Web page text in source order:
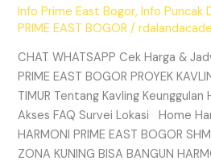
Info Prime East Bogor,Info Puncak
PRIME EAST BOGOR /
CHAT WHATSAPP Cek Harga &
PRIME EAST BOGOR PROYEK
TIMUR Tentang Kavling Keunggulan
Akses FAQ Survei Lokasi Home
HARMONI PRIME EAST BOGOR
ZONA KUNING BISA BANGUN